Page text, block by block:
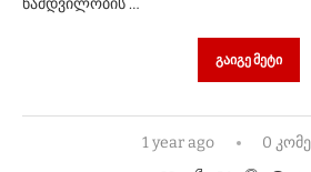
ᲒᲐᲘᲒᲔ ᲛᲔᲢᲘ
1 year ago 0